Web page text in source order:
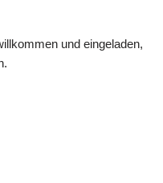
und eingeladen,